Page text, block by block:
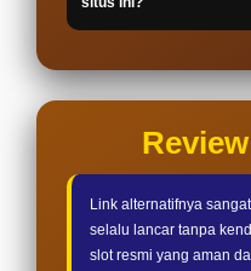
Link alternatifnya
selalu lancar tanpa
slot resmi yang aman